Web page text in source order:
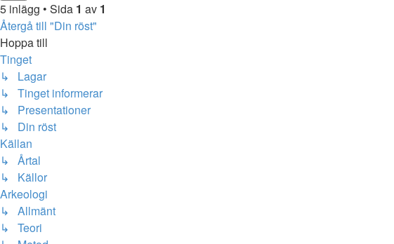
5 inlägg • Sida 1 av 1
Återgå till "Din röst"
Hoppa till
Tinget
↳ Lagar
↳ Tinget informerar
↳ Presentationer
↳ Din röst
Källan
↳ Årtal
↳ Källor
Arkeologi
↳ Allmänt
↳ Teori